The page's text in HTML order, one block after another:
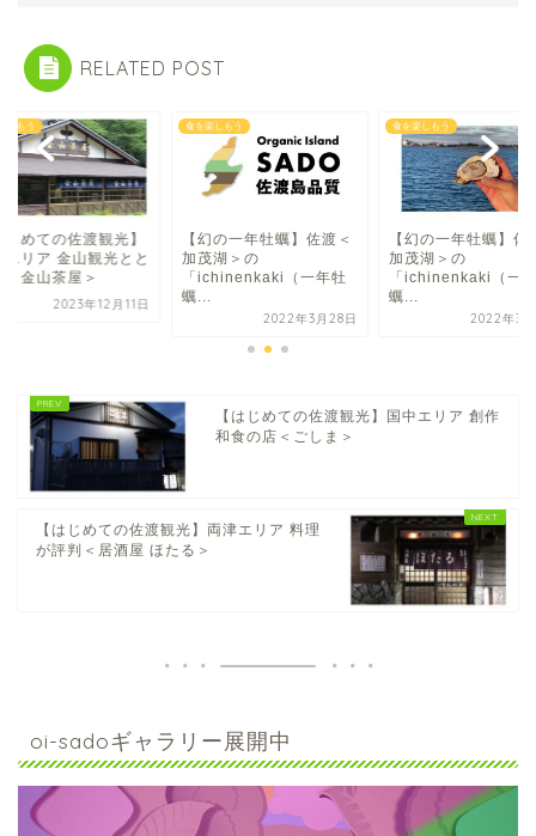
RELATED POST
しもう
じめての佐渡観光】
エリア 金山観光とと
＜金山茶屋＞
2023年12月11日
食を楽しもう
【幻の一年牡蠣】佐渡＜
加茂湖＞の
「ichinenkaki（一年牡
蠣...
2022年3月28日
食を楽しもう
【幻の一年牡蠣】佐
加茂湖＞の
「ichinenkaki（一
蠣...
2022年3
【はじめての佐渡観光】国中エリア 創作
和食の店＜ごしま＞
【はじめての佐渡観光】両津エリア 料理
が評判＜居酒屋 ほたる＞
oi-sadoギャラリー展開中